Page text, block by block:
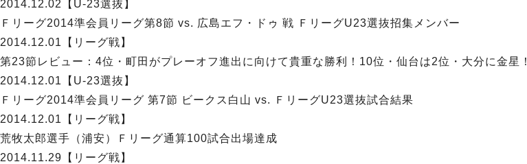
2014.12.02
【U-23選抜】
Ｆリーグ2014準会員リーグ第8節 vs. 広島エフ・ドゥ 戦 ＦリーグU23選抜招集メンバー
2014.12.01
【リーグ戦】
第23節レビュー：4位・町田がプレーオフ進出に向けて貴重な勝利！10位・仙台は2位・大分に金星！
2014.12.01
【U-23選抜】
Ｆリーグ2014準会員リーグ 第7節 ビークス白山 vs. ＦリーグU23選抜試合結果
2014.12.01
【リーグ戦】
荒牧太郎選手（浦安）Ｆリーグ通算100試合出場達成
2014.11.29 【リーグ戦】